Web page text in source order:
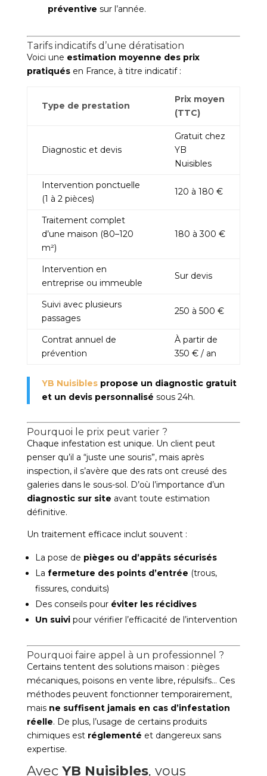
préventive sur l’année.
Tarifs indicatifs d’une dératisation
Voici une estimation moyenne des prix
pratiquésen France, à titre indicatif :
Type de prestation
Prix moyen
(TTC)
Diagnostic et devis
Gratuit chez
YB
Nuisibles
Intervention ponctuelle
(1 à 2 pièces)
120 à 180 €
Traitement complet
d’une maison (80–120
m²)
180 à 300 €
Intervention en
entreprise ou immeuble
Sur devis
Suivi avec plusieurs
passages
250 à 500 €
Contrat annuel de
prévention
À partir de
350 € / an
YB Nuisiblespropose un diagnostic gratuit
et un devis personnalisé sous 24h.
Pourquoi le prix peut varier ?
Chaque infestation est unique. Un client peut
penser qu’il a “juste une souris”, mais après
inspection, il s’avère que des rats ont creusé des
galeries dans le sous-sol. D’où l’importance d’un
diagnostic sur site avant toute estimation
définitive.
Un traitement efficace inclut souvent :
La pose de pièges ou d’appâts sécurisés
La fermeture des points d’entrée (trous,
fissures, conduits)
Des conseils pour éviter les récidives
Un suivipour vérifier l’efficacité de l’intervention
Pourquoi faire appel à un professionnel ?
Certains tentent des solutions maison : pièges
mécaniques, poisons en vente libre, répulsifs… Ces
méthodes peuvent fonctionner temporairement,
mais ne suffisent jamais en cas d’infestation
réelle. De plus, l’usage de certains produits
chimiques est réglementé et dangereux sans
expertise.
Avec YB Nuisibles, vous